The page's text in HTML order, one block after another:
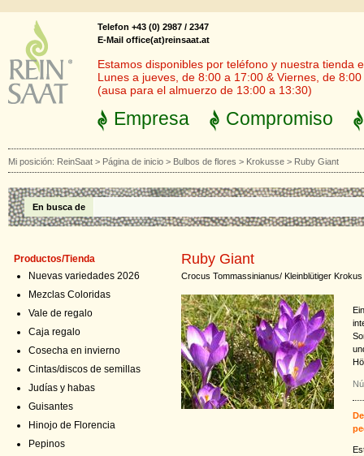
Telefon +43 (0) 2987 / 2347
E-Mail office(at)reinsaat.at
Estamos disponibles por teléfono y nuestra tienda
Lunes a jueves, de 8:00 a 17:00 & Viernes, de
(ausa para el almuerzo de 13:00 a 13:30)
Empresa Compromiso
Mi posición: ReinSaat > Página de inicio > Bulbos de flores > Krokusse > Ruby Giant
En busca de
Productos/Tienda
Nuevas variedades 2026
Mezclas Coloridas
Vale de regalo
Caja regalo
Cosecha en invierno
Cintas/discos de semillas
Judías y habas
Guisantes
Hinojo de Florencia
Pepinos
Ruby Giant
Crocus Tommassinianus/ Kleinblütiger Krokus